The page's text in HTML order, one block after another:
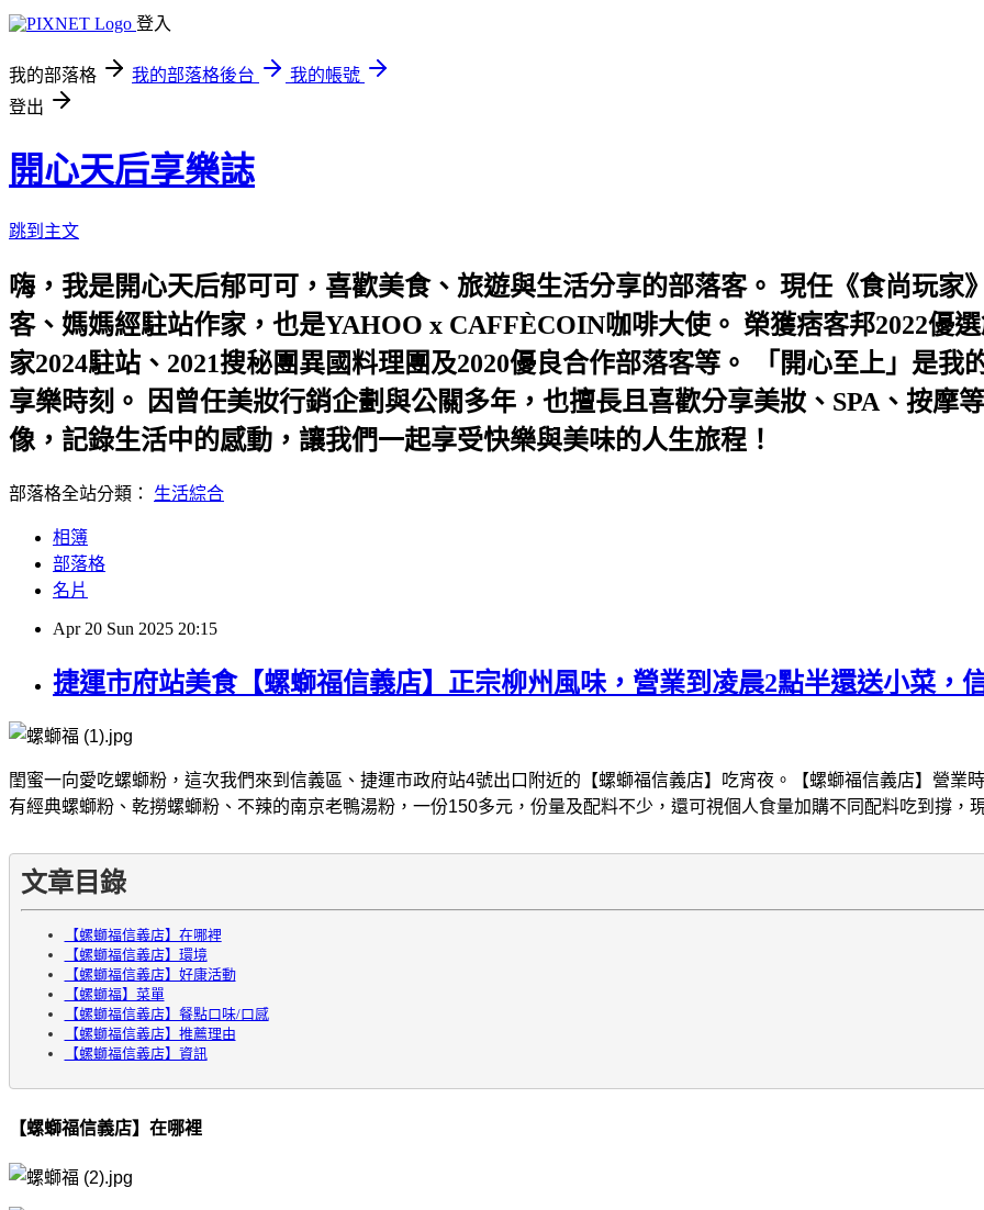
登入
我的部落格 我的部落格後台
我的帳號
登出
開心天后享樂誌
跳到主文
嗨，我是開心天后郁可可，喜歡美食、旅遊與生活分享的部落客。 現任《食尚玩家
客、媽媽經駐站作家，也是YAHOO x CAFFÈCOIN咖啡大使。 榮獲痞客邦2022優
家2024駐站、2021搜秘團異國料理團及2020優良合作部落客等。 「開心至上」是
享樂時刻。 因曾任美妝行銷企劃與公關多年，也擅長且喜歡分享美妝、SPA、按摩
像，記錄生活中的感動，讓我們一起享受快樂與美味的人生旅程！
部落格全站分類： 生活綜合
相簿
部落格
名片
Apr 20 Sun 2025 20:15
捷運市府站美食【螺螄福信義店】正宗柳州風味，營業到凌晨2點半還送小菜，
閨蜜一向愛吃螺螄粉，這次我們來到信義區、捷運市政府站4號出口附近的【螺螄福信義店】吃宵夜。【螺螄福信義店】營業
有經典螺螄粉、乾撈螺螄粉、不辣的南京老鴨湯粉，一份150多元，份量及配料不少，還可視個人食量加購不同配料吃到撐
文章目錄
【螺螄福信義店】在哪裡
【螺螄福信義店】環境
【螺螄福信義店】好康活動
【螺螄福】菜單
【螺螄福信義店】餐點口味/口感
【螺螄福信義店】推薦理由
【螺螄福信義店】資訊
【螺螄福信義店】在哪裡